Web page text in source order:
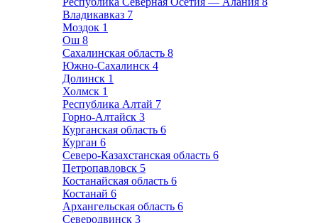
Владикавказ 7
Моздок 1
Ош 8
Сахалинская область 8
Южно-Сахалинск 4
Долинск 1
Холмск 1
Республика Алтай 7
Горно-Алтайск 3
Курганская область 6
Курган 6
Северо-Казахстанская область 6
Петропавловск 5
Костанайская область 6
Костанай 6
Архангельская область 6
Северодвинск 3